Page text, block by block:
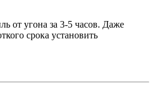
от угона за 3-5 часов. Даже
срока установить